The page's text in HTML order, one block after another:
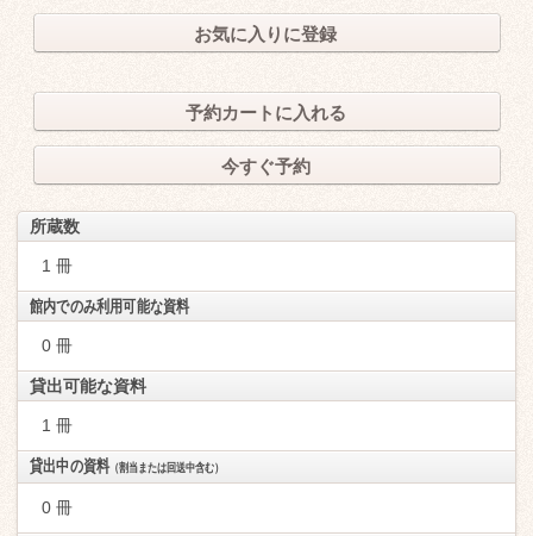
お気に入りに登録
予約カートに入れる
今すぐ予約
所蔵数
1 冊
館内でのみ利用可能な資料
0 冊
貸出可能な資料
1 冊
貸出中の資料（割当または回送中含む）
0 冊